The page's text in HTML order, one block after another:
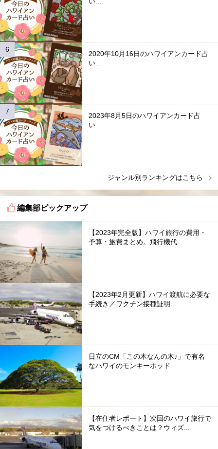
2020年10月16日のハワイアンカード占
い...
2023年8月5日のハワイアンカード占
い...
ジャンル別ランキングはこちら
編集部ピックアップ
【2023年完全版】ハワイ旅行の費用・
予算・旅費まとめ。飛行機代...
【2023年2月更新】ハワイ渡航に必要な
手続き／ワクチン接種証明...
日立のCM「この木なんの木♪」で有名
なハワイのモンキーポッド
【在住者レポート】次回のハワイ旅行で
気をつけるべきことは？ウィズ...